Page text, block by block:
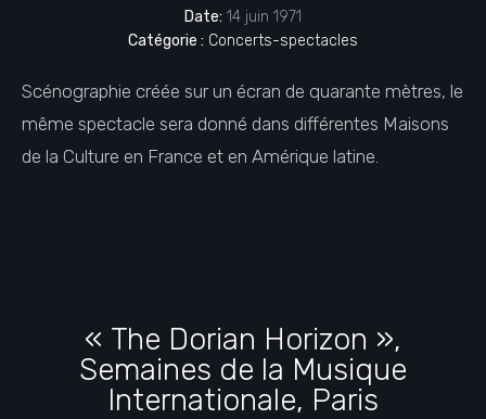
Date: 14 juin 1971
Catégorie : Concerts-spectacles
Scénographie créée sur un écran de quarante mètres, le
même spectacle sera donné dans différentes Maisons
de la Culture en France et en Amérique latine.
« The Dorian Horizon »,
Semaines de la Musique
Internationale, Paris